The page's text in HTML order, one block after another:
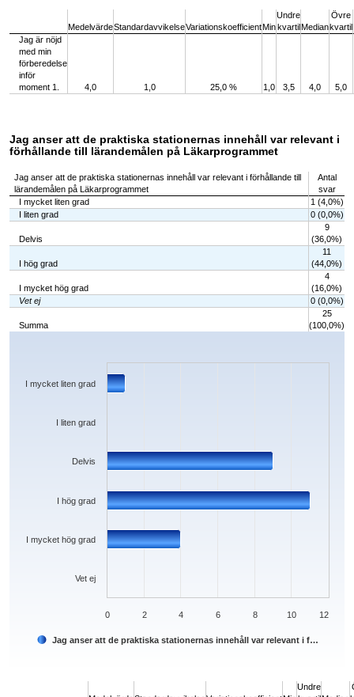
MedelvärdeStandardavvikelseVariationskoefficientMin
Undre
kvartilMedian
Övre
kvartil
Jag är nöjd
med min
förberedelse
inför
moment 1.
4,0 1,0 25,0 % 1,0 3,5 4,0 5,0
Jag anser att de praktiska stationernas innehåll var relevant i
förhållande till lärandemålen på Läkarprogrammet
Jag anser att de praktiska stationernas innehåll var relevant i förhållande till
lärandemålen på Läkarprogrammet
Antal
svar
I mycket liten grad
1 (4,0%)
I liten grad
0 (0,0%)
Delvis
9
(36,0%)
I hög grad
11
(44,0%)
I mycket hög grad
4
(16,0%)
Vet ej
0 (0,0%)
Summa
25
(100,0%)
Chart
The chart has 1 X axis displaying categories.
The chart has 1 Y axis displaying values. Data ranges from 0 to 11.
Jag anser att de praktiska stationernas innehåll var relevant i f…
Vet ej
I mycket hög grad
I hög grad
Delvis
I liten grad
I mycket liten grad
0 2 4 6 8 10 12
Undre